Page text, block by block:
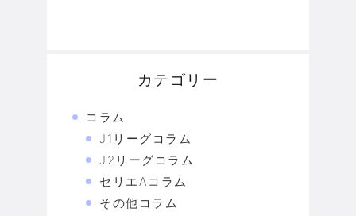
カテゴリー
コラム
J1リーグコラム
J2リーグコラム
セリエAコラム
その他コラム